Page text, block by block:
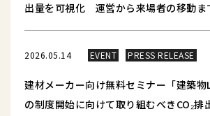
出量を可視化 運営から来場者の移動ま
「地球にやさしいイベント」の実現へ
2026.05.14 EVENT PRESS RELEASE
建材メーカー向け無料セミナー「建築物
の制度開始に向けて取り組むべきCO₂排